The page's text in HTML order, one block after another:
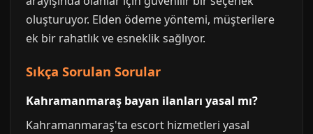
oluşturuyor. Elden ödeme yöntemi, müşterilere
ek bir rahatlık ve esneklik sağlıyor.
Sıkça Sorulan Sorular
Kahramanmaraş bayan ilanları yasal mı?
Kahramanmaraş'ta escort hizmetleri yasal